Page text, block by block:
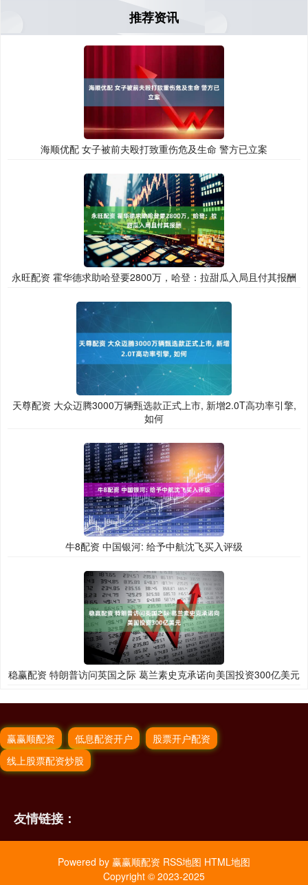
推荐资讯
海顺优配 女子被前夫殴打致重伤危及生命 警方已立案
永旺配资 霍华德求助哈登要2800万，哈登：拉甜瓜入局且付其报酬
天尊配资 大众迈腾3000万辆甄选款正式上市, 新增2.0T高功率引擎,
如何
牛8配资 中国银河: 给予中航沈飞买入评级
稳赢配资 特朗普访问英国之际 葛兰素史克承诺向美国投资300亿美元
赢赢顺配资 低息配资开户
股票开户配资
线上股票配资炒股
友情链接：
Powered by 赢赢顺配资 RSS地图 HTML地图
Copyright © 2023-2025